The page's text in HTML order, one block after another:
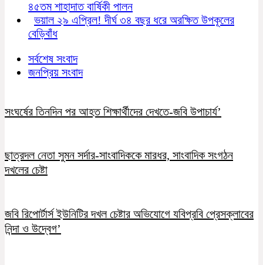
৪৫তম শাহাদাত বার্ষিকী পালন
ভয়াল ২৯ এপ্রিল! দীর্ঘ ৩৪ বছর ধরে অরক্ষিত উপকূলের
বেড়িবাঁধ
সর্বশেষ সংবাদ
জনপ্রিয় সংবাদ
সংঘর্ষের তিনদিন পর আহত শিক্ষার্থীদের দেখতে-জবি উপাচার্য’
ছাত্রদল নেতা সুমন সর্দার-সাংবাদিককে মারধর, সাংবাদিক সংগঠন
দখলের চেষ্টা
জবি রিপোর্টার্স ইউনিটির দখল চেষ্টার অভিযোগে যবিপ্রবি প্রেসক্লাবের
নিন্দা ও উদ্বেগ’